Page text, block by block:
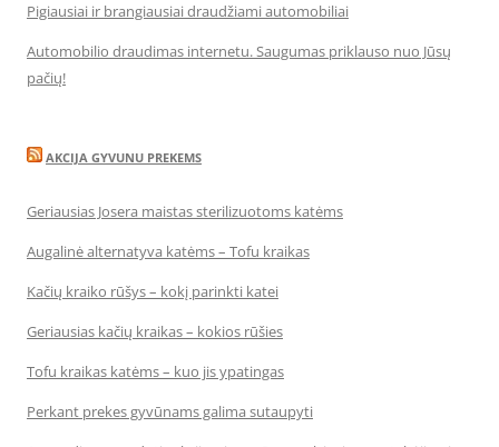
Pigiausiai ir brangiausiai draudžiami automobiliai
Automobilio draudimas internetu. Saugumas priklauso nuo Jūsų
pačių!
AKCIJA GYVUNU PREKEMS
Geriausias Josera maistas sterilizuotoms katėms
Augalinė alternatyva katėms – Tofu kraikas
Kačių kraiko rūšys – kokį parinkti katei
Geriausias kačių kraikas – kokios rūšies
Tofu kraikas katėms – kuo jis ypatingas
Perkant prekes gyvūnams galima sutaupyti